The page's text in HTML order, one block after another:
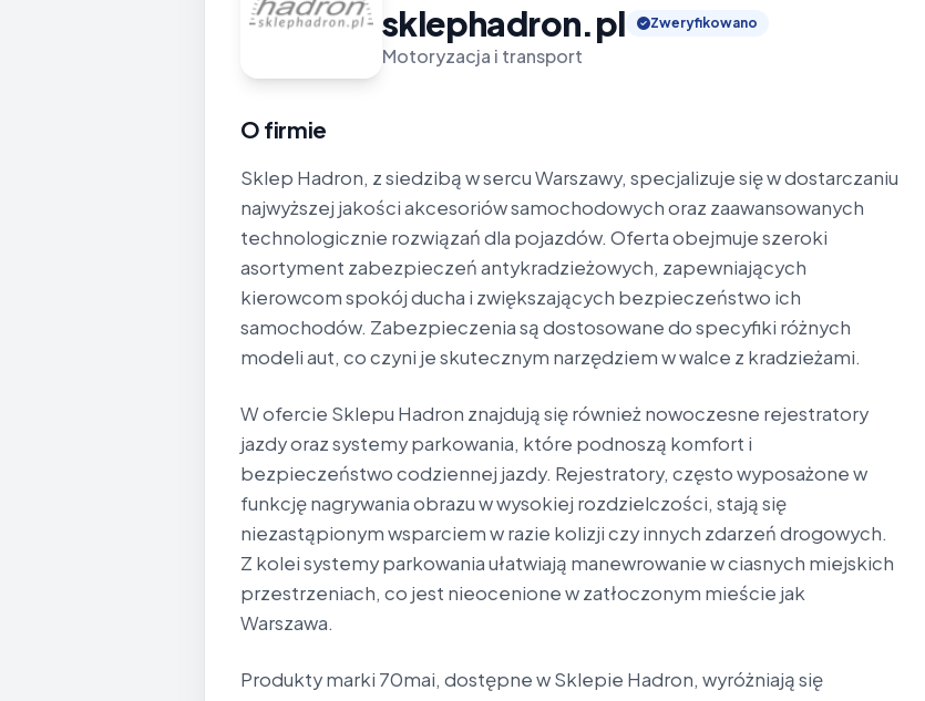
sklephadron.pl Zweryfikowano
Motoryzacja i transport
O firmie
Sklep Hadron, z siedzibą w sercu Warszawy, specjalizuje się w dostarczaniu
najwyższej jakości akcesoriów samochodowych oraz zaawansowanych
technologicznie rozwiązań dla pojazdów. Oferta obejmuje szeroki
asortyment zabezpieczeń antykradzieżowych, zapewniających
kierowcom spokój ducha i zwiększających bezpieczeństwo ich
samochodów. Zabezpieczenia są dostosowane do specyfiki różnych
modeli aut, co czyni je skutecznym narzędziem w walce z kradzieżami.
W ofercie Sklepu Hadron znajdują się również nowoczesne rejestratory
jazdy oraz systemy parkowania, które podnoszą komfort i
bezpieczeństwo codziennej jazdy. Rejestratory, często wyposażone w
funkcję nagrywania obrazu w wysokiej rozdzielczości, stają się
niezastąpionym wsparciem w razie kolizji czy innych zdarzeń drogowych.
Z kolei systemy parkowania ułatwiają manewrowanie w ciasnych miejskich
przestrzeniach, co jest nieocenione w zatłoczonym mieście jak
Warszawa.
Produkty marki 70mai, dostępne w Sklepie Hadron, wyróżniają się